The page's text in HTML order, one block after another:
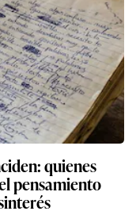
quienes
pensamiento